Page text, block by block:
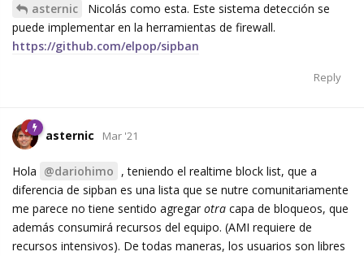
asternic
Nicolás como esta. Este sistema detección se
puede implementar en la herramientas de firewall.
https://github.com/elpop/sipban
Reply
asternic Mar '21
Hola @dariohimo , teniendo el realtime block list, que a
diferencia de sipban es una lista que se nutre comunitariamente
me parece no tiene sentido agregar otra capa de bloqueos, que
además consumirá recursos del equipo. (AMI requiere de
recursos intensivos). De todas maneras, los usuarios son libres